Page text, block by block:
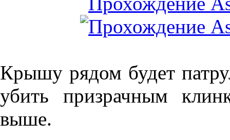
Крышу рядом будет
убить призрачным
выше.